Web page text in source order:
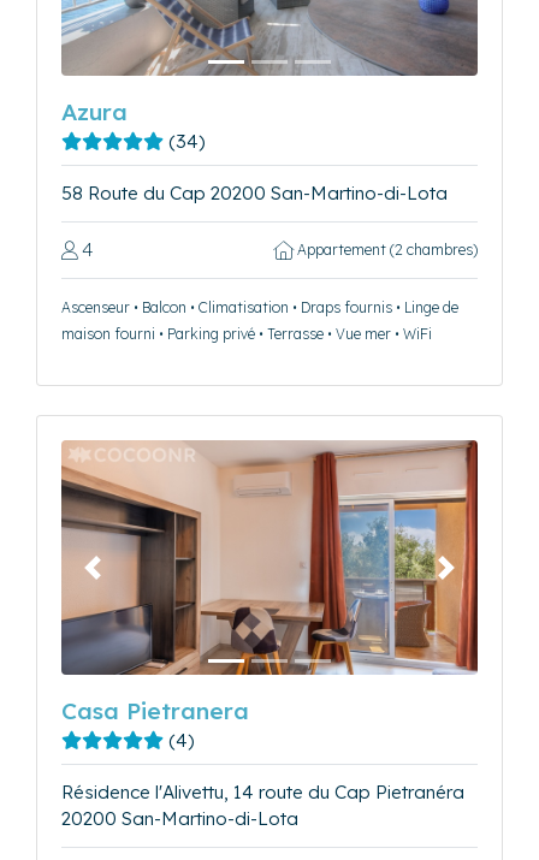
Azura
(34)
58 Route du Cap 20200 San-Martino-di-Lota
4 Appartement (2 chambres)
Ascenseur • Balcon • Climatisation • Draps fournis • Linge de
maison fourni • Parking privé • Terrasse • Vue mer • WiFi
Précédent Suivant
Casa Pietranera
(4)
Résidence l'Alivettu, 14 route du Cap Pietranéra
20200 San-Martino-di-Lota